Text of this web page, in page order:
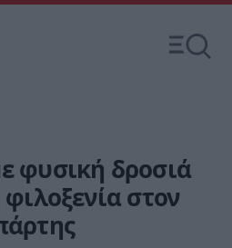
φυσική δροσιά
στον